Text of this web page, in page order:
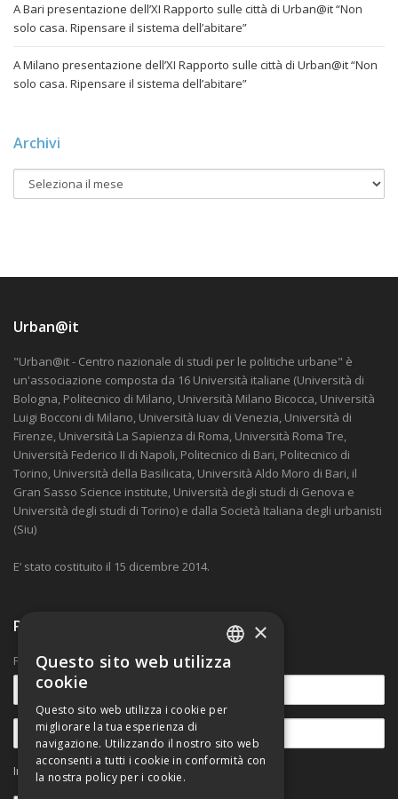
A Bari presentazione dell’XI Rapporto sulle città di Urban@it “Non
solo casa. Ripensare il sistema dell’abitare”
A Milano presentazione dell’XI Rapporto sulle città di Urban@it “Non
solo casa. Ripensare il sistema dell’abitare”
Archivi
Urban@it
"Urban@it - Centro nazionale di studi per le politiche urbane" è
un'associazione composta da 16 Università italiane (Università di
Bologna, Politecnico di Milano, Università Milano Bicocca, Università
Luigi Bocconi di Milano, Università Iuav di Venezia, Università di
Firenze, Università La Sapienza di Roma, Università Roma Tre,
Università Federico II di Napoli, Politecnico di Bari, Politecnico di
Torino, Università della Basilicata, Università Aldo Moro di Bari, il
Gran Sasso Science institute, Università degli studi di Genova e
Università degli studi di Torino) e dalla Società Italiana degli urbanisti
(Siu)
E’ stato costituito il 15 dicembre 2014.
Ricevi nostre comunicazioni
Per rimanere aggiornato sulle novità.
Informativa sul trattamento dei dati personali
ITALIAN
×
Questo sito web utilizza
cookie
Questo sito web utilizza i cookie per
migliorare la tua esperienza di
navigazione. Utilizzando il nostro sito web
acconsenti a tutti i cookie in conformità con
la nostra policy per i cookie.